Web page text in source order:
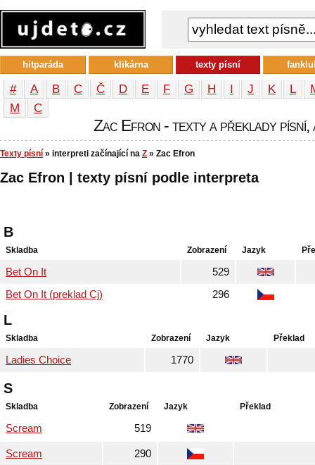
# A B C Č D E F G H I J K L
М
С
Zac Efron - texty a překlady písní,
Texty písní » interpreti začínající na Z » Zac Efron
Zac Efron | texty písní podle interpreta
B
Skladba Zobrazení Jazyk
Bet On It
529
Bet On It (preklad Cj)
296
L
Skladba Zobrazení Jazyk Překlad
Ladies Choice 1770
S
Skladba Zobrazení Jazyk Překlad
Scream 519
Scream 290
hitparáda klikárna texty písní